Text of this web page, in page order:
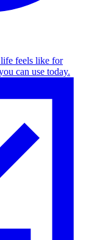
feels like for
can use today.